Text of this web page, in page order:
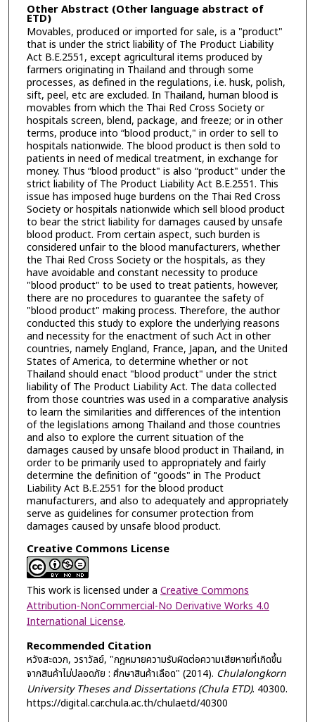
Other Abstract (Other language abstract of
ETD)
Movables, produced or imported for sale, is a "product"
that is under the strict liability of The Product Liability
Act B.E.2551, except agricultural items produced by
farmers originating in Thailand and through some
processes, as defined in the regulations, i.e. husk, polish,
sift, peel, etc are excluded. In Thailand, human blood is
movables from which the Thai Red Cross Society or
hospitals screen, blend, package, and freeze; or in other
terms, produce into “blood product," in order to sell to
hospitals nationwide. The blood product is then sold to
patients in need of medical treatment, in exchange for
money. Thus “blood product" is also “product" under the
strict liability of The Product Liability Act B.E.2551. This
issue has imposed huge burdens on the Thai Red Cross
Society or hospitals nationwide which sell blood product
to bear the strict liability for damages caused by unsafe
blood product. From certain aspect, such burden is
considered unfair to the blood manufacturers, whether
the Thai Red Cross Society or the hospitals, as they
have avoidable and constant necessity to produce
"blood product" to be used to treat patients, however,
there are no procedures to guarantee the safety of
"blood product" making process. Therefore, the author
conducted this study to explore the underlying reasons
and necessity for the enactment of such Act in other
countries, namely England, France, Japan, and the United
States of America, to determine whether or not
Thailand should enact "blood product" under the strict
liability of The Product Liability Act. The data collected
from those countries was used in a comparative analysis
to learn the similarities and differences of the intention
of the legislations among Thailand and those countries
and also to explore the current situation of the
damages caused by unsafe blood product in Thailand, in
order to be primarily used to appropriately and fairly
determine the definition of "goods" in The Product
Liability Act B.E.2551 for the blood product
manufacturers, and also to adequately and appropriately
serve as guidelines for consumer protection from
damages caused by unsafe blood product.
Creative Commons License
This work is licensed under a Creative Commons
Attribution-NonCommercial-No Derivative Works 4.0
International License.
Recommended Citation
หวังสะดวก, วราวัลย์, "กฎหมายความรับผิดต่อความเสียหายที่เกิดขึ้น
จากสินค้าไม่ปลอดภัย : ศึกษาสินค้าเลือด" (2014). Chulalongkorn
University Theses and Dissertations (Chula ETD). 40300.
https://digital.car.chula.ac.th/chulaetd/40300